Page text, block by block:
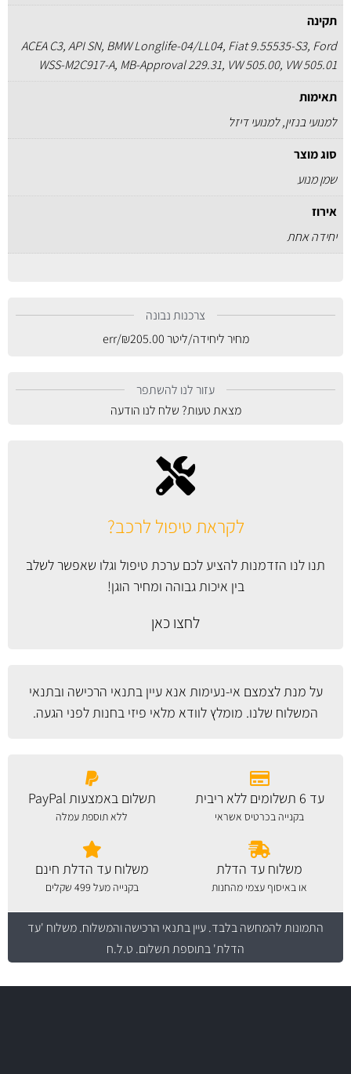
לקראת טיפול לרכב?
תנו לנו הזדמנות להציע לכם ערכת טיפול וגלו שאפשר לשלב
בין איכות גבוהה ומחיר הוגן!
לחצו כאן
על מנת לצמצם אי-נעימות אנא עייןבתנאי הרכישה ובתנאי
המשלוח שלנו. מומלץ לוודא מלאי פיזי בחנות לפני הגעה.
תקינה
ACEA C3, API SN, BMW Longlife-04/LL04, Fiat 9.55535-S3, Ford
WSS-M2C917-A, MB-Approval 229.31, VW 505.00, VW 505.01
תאימות
למנועי בנזין, למנועי דיזל
סוג מוצר
שמן מנוע
אירוז
יחידה אחת
צרכנות נבונה
מחיר ליחידה/ליטר
₪205.00
/err
עזור לנו להשתפר
מצאת טעות? שלח לנו הודעה
עד 6 תשלומים ללא ריבית
בקנייה בכרטיס אשראי
תשלום באמצעות PayPal
ללא תוספת עמלה
משלוח עד הדלת
או באיסוף עצמי מהחנות
משלוח עד הדלת חינם
בקנייה מעל 499 שקלים
התמונות להמחשה בלבד.עיין בתנאי הרכישה והמשלוח. משלוח 'עד
הדלת' בתוספת תשלום. ט.ל.ח